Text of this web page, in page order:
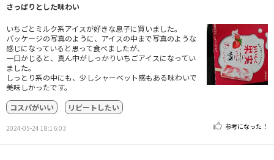
さっぱりとした味わい
いちごとミルク系アイスが好きな息子に買いました。
パッケージの写真のように、アイスの中まで写真のような
感じになっていると思って食べましたが、
一口かじると、真ん中がしっかりいちごアイスになってい
ました。
しっとり系の中にも、少しシャーベット感もある味わいで
美味しかったです。
コスパがいい
リピートしたい
2024-05-24 18:16:03 参考になった！